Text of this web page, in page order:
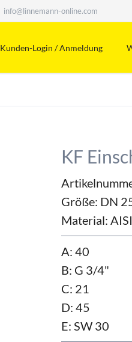
info@linnemann-online.com
Kunden-Login / Anmeldung
KF
Größe: DN
Material:
A: 40
B: G 3/4"
C: 21
D: 45
E: SW 30